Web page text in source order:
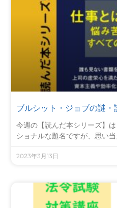
ブルシット・ジョブの謎
今週の【読んだ本シリーズ】
ショナルな題名ですが、思い
2023年3月13日